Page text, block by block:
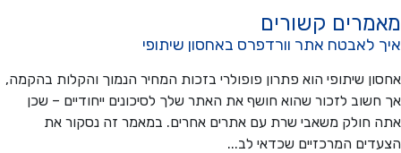
קשורים
לאבטח אתר וורדפרס באחסון שיתופי
שיתופי הוא פתרון פופולרי בזכות המחיר הנמוך והקלות בהקמה,
לזכור שהוא חושף את האתר שלך לסיכונים ייחודיים – שכן
חולק משאבי שרת עם אתרים אחרים. במאמר זה נסקור את
המרכזיים שכדאי לב...